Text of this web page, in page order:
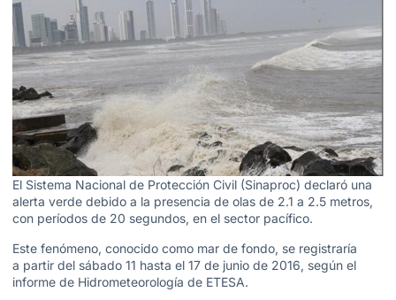
El Sistema Nacional de Protección Civil (Sinaproc) declaró una
alerta verde debido a la presencia de olas de 2.1 a 2.5 metros,
con períodos de 20 segundos, en el sector pacífico.
Este fenómeno, conocido como mar de fondo, se registraría
a partir del sábado 11 hasta el 17 de junio de 2016, según el
informe de Hidrometeorología de ETESA.